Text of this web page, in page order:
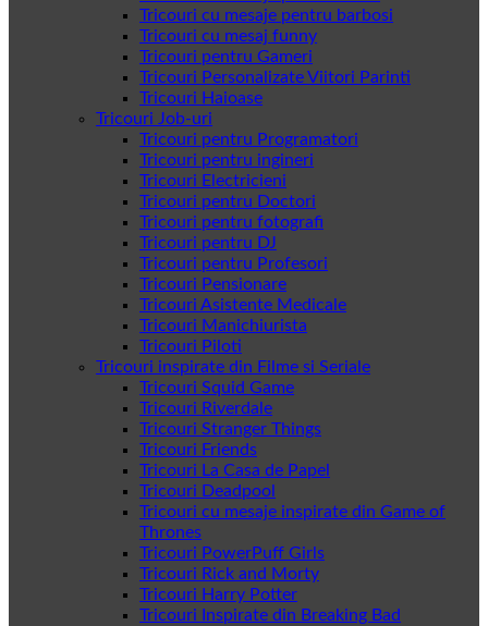
Tricouri cu mesaje pentru barbosi
Tricouri cu mesaj funny
Tricouri pentru Gameri
Tricouri Personalizate Viitori Parinti
Tricouri Haioase
Tricouri Job-uri
Tricouri pentru Programatori
Tricouri pentru ingineri
Tricouri Electricieni
Tricouri pentru Doctori
Tricouri pentru fotografi
Tricouri pentru DJ
Tricouri pentru Profesori
Tricouri Pensionare
Tricouri Asistente Medicale
Tricouri Manichiurista
Tricouri Piloti
Tricouri inspirate din Filme si Seriale
Tricouri Squid Game
Tricouri Riverdale
Tricouri Stranger Things
Tricouri Friends
Tricouri La Casa de Papel
Tricouri Deadpool
Tricouri cu mesaje inspirate din Game of
Thrones
Tricouri PowerPuff Girls
Tricouri Rick and Morty
Tricouri Harry Potter
Tricouri Inspirate din Breaking Bad